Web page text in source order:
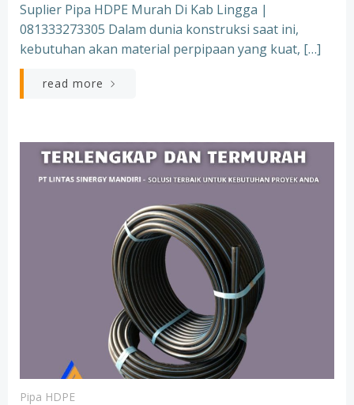
Suplier Pipa HDPE Murah Di Kab Lingga |
081333273305 Dalam dunia konstruksi saat ini,
kebutuhan akan material perpipaan yang kuat, […]
read more
Pipa HDPE